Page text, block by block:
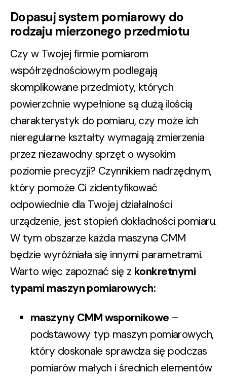
Dopasuj system pomiarowy do
rodzaju mierzonego przedmiotu
Czy w Twojej firmie pomiarom
współrzędnościowym podlegają
skomplikowane przedmioty, których
powierzchnie wypełnione są dużą ilością
charakterystyk do pomiaru, czy może ich
nieregularne kształty wymagają zmierzenia
przez niezawodny sprzęt o wysokim
poziomie precyzji? Czynnikiem nadrzędnym,
który pomoże Ci zidentyfikować
odpowiednie dla Twojej działalności
urządzenie, jest stopień dokładności pomiaru.
W tym obszarze każda maszyna CMM
będzie wyróżniała się innymi parametrami.
Warto więc zapoznać się z konkretnymi
typami maszyn pomiarowych:
maszyny CMM wspornikowe –
podstawowy typ maszyn pomiarowych,
który doskonale sprawdza się podczas
pomiarów małych i średnich elementów